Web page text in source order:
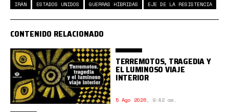
IRÁN ESTADOS UNIDOS GUERRAS HÍBRIDAS EJE DE LA RESISTENCIA
CONTENIDO RELACIONADO
TERREMOTOS, TRAGEDIA Y
EL LUMINOSO VIAJE
INTERIOR
5 Ago 2026, 9:42 am.